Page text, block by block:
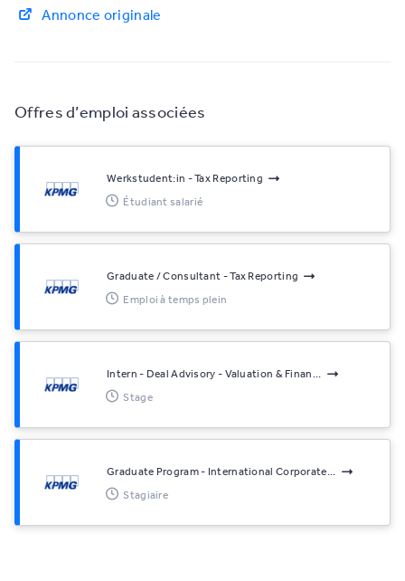
Offres d’emploi associées
Werkstudent:in - Tax Reporting
Étudiant salarié
Graduate / Consultant - Tax Reporting
Emploi à temps plein
Intern - Deal Advisory - Valuation & Finan...
Stage
Graduate Program - International Corporate...
Stagiaire
Annonce originale